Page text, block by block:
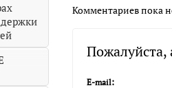
Комментариев пока
Пожалуйста,
E-mail: